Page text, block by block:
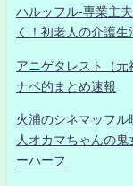
ハルッフル-専業主
く！初老人の介護生
アニゲタレスト（
ナベ的まとめ速報
火浦のシネマッフル
人オカマちゃんの
ーハーフ